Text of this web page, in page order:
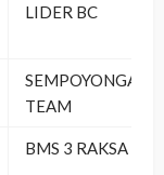
LIDER BC
SEMPOYONGAN
TEAM
BMS 3 RAKSA